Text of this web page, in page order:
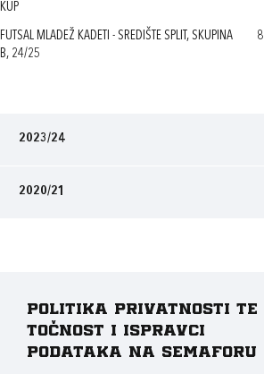
KUP
FUTSAL MLADEŽ KADETI - SREDIŠTE SPLIT, SKUPINA
B, 24/25
8
2023/24
2020/21
Politika privatnosti te
točnost i ispravci
podataka na Semaforu